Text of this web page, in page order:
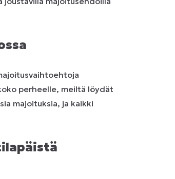
perheelle, meiltä löydät
majoituksia, ja kaikki